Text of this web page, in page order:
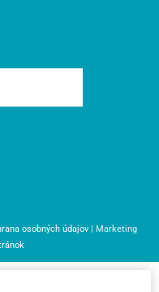
osobných údajov | Marketing